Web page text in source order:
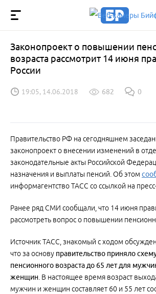
Законопроект о повышении
возраста рассмотрит 14 июня
России
19:05, 14.06.2018 682 0
Правительство РФ на сегодняшнем
законопроект о внесении изменений в
законодательные акты Российской
назначения и выплаты пенсий. Об этом
информагентство ТАСС со ссылкой на
Ранее ряд СМИ сообщали, что 14 июня
рассмотреть вопрос о повышении
Источник ТАСС, знакомый с ходом
что за основу правительство приняло
пенсионного возраста до 65 лет для
женщин . В настоящее время возраст
мужчин и женщин составляет 60 и 55 лет